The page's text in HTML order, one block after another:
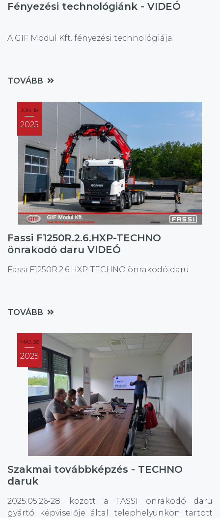
Fényezési technológiánk - VIDEÓ
A GIF Modul Kft. fényezési technológiája
TOVÁBB
Fassi F1250R.2.6.HXP-TECHNO
önrakodó daru VIDEÓ
JÚN. 18
2025
Fassi F1250R.2.6.HXP-TECHNO önrakodó daru
TOVÁBB
Szakmai továbbképzés - TECHNO
daruk
MÁJ. 28
2025
2025.05.26-28. között a FASSI önrakodó daru
gyártó képviselője által telephelyünkön tartott